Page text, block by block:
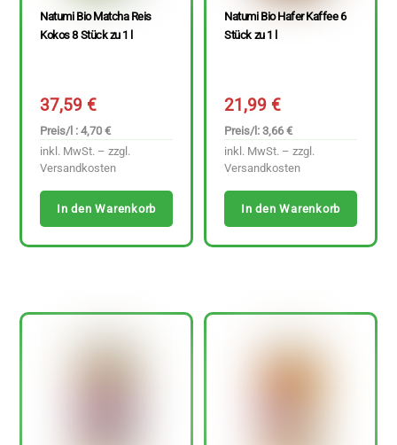
Natumi Bio Matcha Reis
Kokos 8 Stück zu 1 l
37,59€
Preis/l : 4,70 €
inkl. MwSt. – zzgl.
Versandkosten
In den Warenkorb
Natumi Bio Hafer Kaffee 6
Stück zu 1 l
21,99€
Preis/l: 3,66 €
inkl. MwSt. – zzgl.
Versandkosten
In den Warenkorb